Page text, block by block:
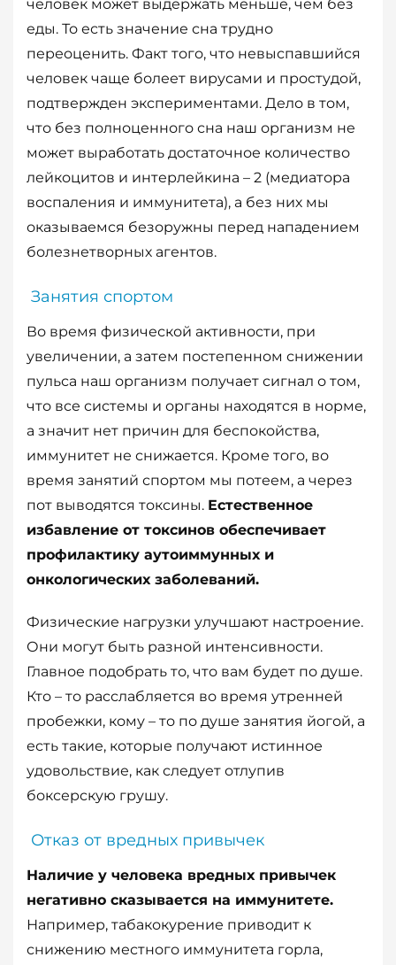
человек может выдержать меньше, чем без
еды. То есть значение сна трудно
переоценить. Факт того, что невыспавшийся
человек чаще болеет вирусами и простудой,
подтвержден экспериментами. Дело в том,
что без полноценного сна наш организм не
может выработать достаточное количество
лейкоцитов и интерлейкина – 2 (медиатора
воспаления и иммунитета), а без них мы
оказываемся безоружны перед нападением
болезнетворных агентов.
Занятия спортом
Во время физической активности, при
увеличении, а затем постепенном снижении
пульса наш организм получает сигнал о том,
что все системы и органы находятся в норме,
а значит нет причин для беспокойства,
иммунитет не снижается. Кроме того, во
время занятий спортом мы потеем, а через
пот выводятся токсины. Естественное
избавление от токсинов обеспечивает
профилактику аутоиммунных и
онкологических заболеваний.
Физические нагрузки улучшают настроение.
Они могут быть разной интенсивности.
Главное подобрать то, что вам будет по душе.
Кто – то расслабляется во время утренней
пробежки, кому – то по душе занятия йогой, а
есть такие, которые получают истинное
удовольствие, как следует отлупив
боксерскую грушу.
Отказ от вредных привычек
Наличие у человека вредных привычек
негативно сказывается на иммунитете.
Например, табакокурение приводит к
снижению местного иммунитета горла,